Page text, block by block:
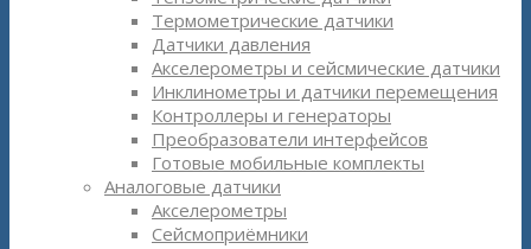
Термометрические датчики
Датчики давления
Акселерометры и сейсмические датчики
Инклинометры и датчики перемещения
Контроллеры и генераторы
Преобразователи интерфейсов
Готовые мобильные комплекты
Аналоговые датчики
Акселерометры
Сейсмоприёмники